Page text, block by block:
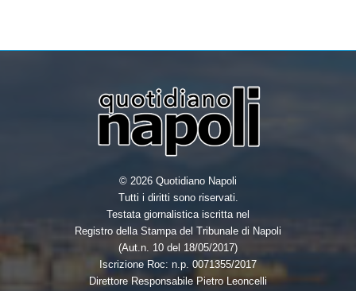
© 2026 Quotidiano Napoli
Tutti i diritti sono riservati.
Testata giornalistica iscritta nel
Registro della Stampa del Tribunale di Napoli
(Aut.n. 10 del 18/05/2017)
Iscrizione Roc: n.p. 0071355/2017
Direttore Responsabile Pietro Leoncelli